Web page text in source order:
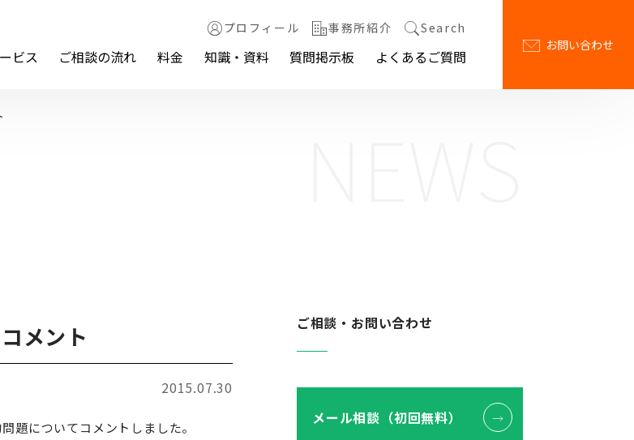
プロフィール 事務所紹介 Search
ビス ご相談の流れ 料金 知識・資料 質問掲示板 よくあるご質問
お問い合わせ
メント
2015.07.30
題についてコメントしました。
ご相談・お問い合わせ
メール相談（初回無料）